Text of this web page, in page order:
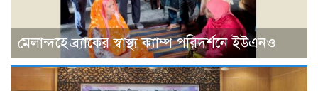
মেলান্দহে ব্র্যাকের স্বাস্থ্য ক্যাম্প পরিদর্শনে ইউএনও